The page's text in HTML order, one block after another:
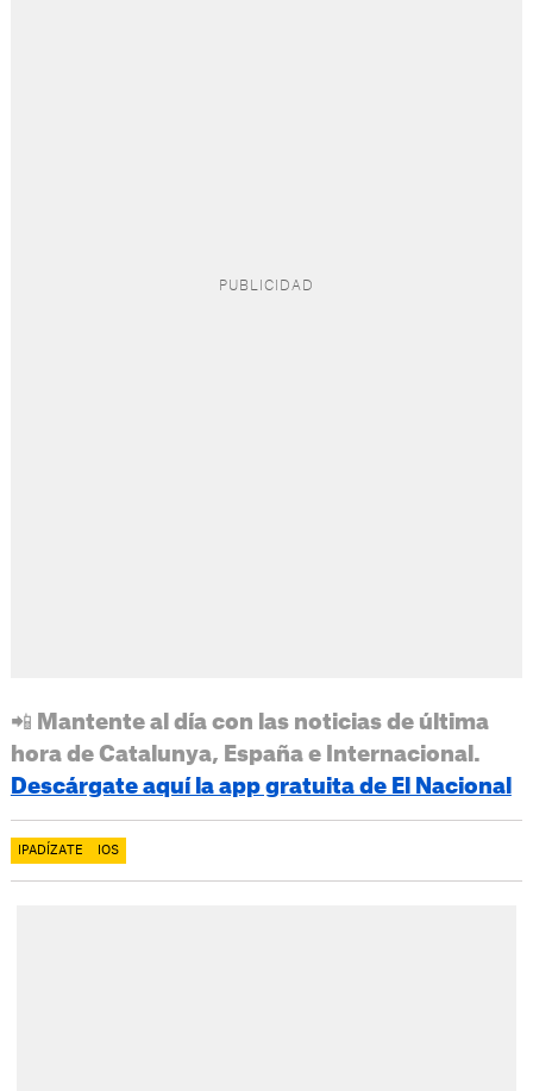
📲 Mantente al día con las noticias de última
hora de Catalunya, España e Internacional.
Descárgate aquí la app gratuita de El Nacional
IPADÍZATE IOS